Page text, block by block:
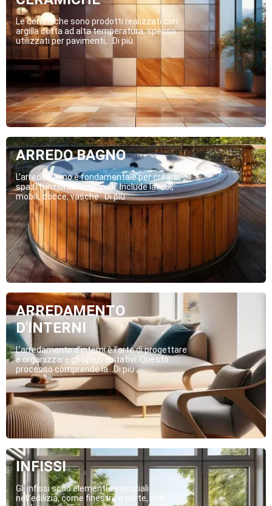
Le ceramiche sono prodotti realizzati con
argilla cotta ad alta temperatura, spesso
utilizzati per pavimenti,...Di più
ARREDO BAGNO
L’arredo bagno è fondamentale per creare
spazi funzionali e raffinati. Include lavabi,
mobili, docce, vasche...Di più
ARREDAMENTO
D'INTERNI
L’arredamento d’interni è l’arte di progettare
e organizzare gli spazi abitativi. Questo
processo comprende la...Di più
INFISSI
Gli infissi sono elementi essenziali
nell’edilizia, come finestre e porte, che